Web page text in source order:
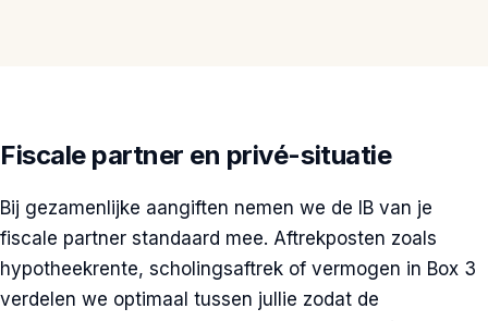
Fiscale partner en privé-situatie
Bij gezamenlijke aangiften nemen we de IB van je
fiscale partner standaard mee. Aftrekposten zoals
hypotheekrente, scholingsaftrek of vermogen in Box 3
verdelen we optimaal tussen jullie zodat de